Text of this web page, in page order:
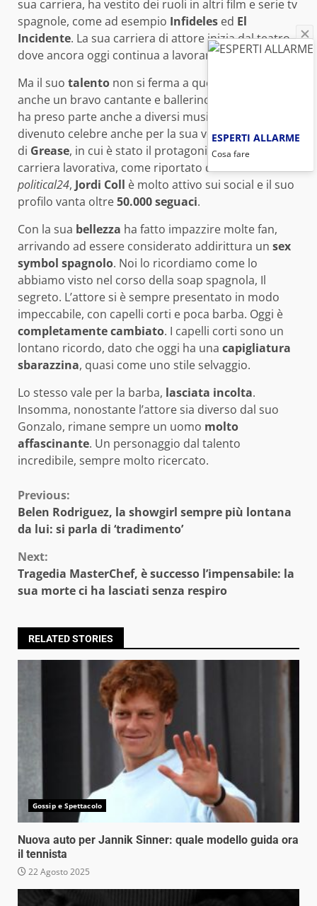
sua carriera, ha vestito dei ruoli in altri film e serie tv
spagnole, come ad esempio Infideles ed El
Incidente. La sua carriera di attore inizia dal teatro,
dove ancora oggi continua a lavorare.
Ma il suo talento non si ferma a questo, dato che è
anche un bravo cantante e ballerino. Tant’è vero che
ha preso parte anche a diversi musical. Difatti è
divenuto celebre anche per la sua versione spagnola
di Grease, in cui è stato il protagonista. Oltre la sua
carriera lavorativa, come riportato dal sito
political24, Jordi Coll è molto attivo sui social e il suo
profilo vanta oltre50.000 seguaci.
Con la sua bellezza ha fatto impazzire molte fan,
arrivando ad essere considerato addirittura un sex
symbol spagnolo. Noi lo ricordiamo come lo
abbiamo visto nel corso della soap spagnola, Il
segreto. L’attore si è sempre presentato in modo
impeccabile, con capelli corti e poca barba. Oggi è
completamente cambiato. I capelli corti sono un
lontano ricordo, dato che oggi ha una capigliatura
sbarazzina, quasi come uno stile selvaggio.
Lo stesso vale per la barba, lasciata incolta.
Insomma, nonostante l’attore sia diverso dal suo
Gonzalo, rimane sempre un uomo molto
affascinante. Un personaggio dal talento
incredibile, sempre molto ricercato.
Continue
Reading
Previous:
Belen Rodriguez, la showgirl sempre più lontana
da lui: si parla di ‘tradimento’
Next:
Tragedia MasterChef, è successo l’impensabile: la
sua morte ci ha lasciati senza respiro
RELATED STORIES
Gossip e Spettacolo
Nuova auto per Jannik Sinner: quale modello guida ora
il tennista
22 Agosto 2025
ESPERTI ALLARME
Cosa fare